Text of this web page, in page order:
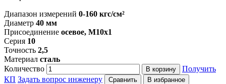
Диапазон измерений 0-160 кгс/см²
Диаметр 40 мм
Присоединение осевое, M10x1
Серия 10
Точность 2,5
Материал сталь
Количество
В корзину
Получить
КП Задать вопрос инженеру Сравнить В избранное